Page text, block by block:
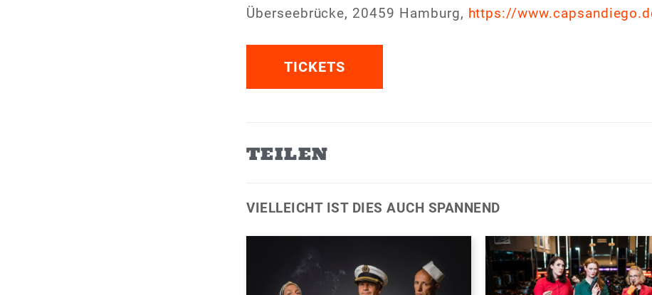
Überseebrücke, 20459 Hamburg, https://
TICKETS
TEILEN
VIELLEICHT IST DIES AUCH SPANNEND